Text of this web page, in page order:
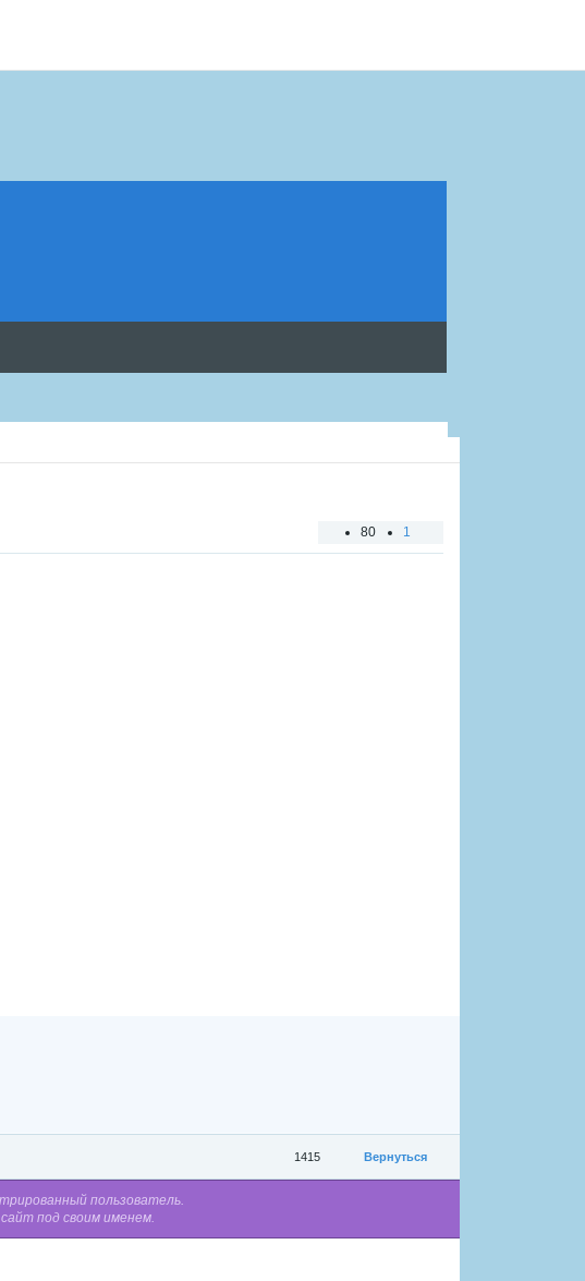
80
1
2345
Вернуться
1415
пользователь.
под своим именем.